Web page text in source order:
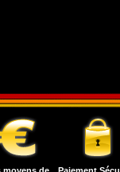
moyens de
Paiement